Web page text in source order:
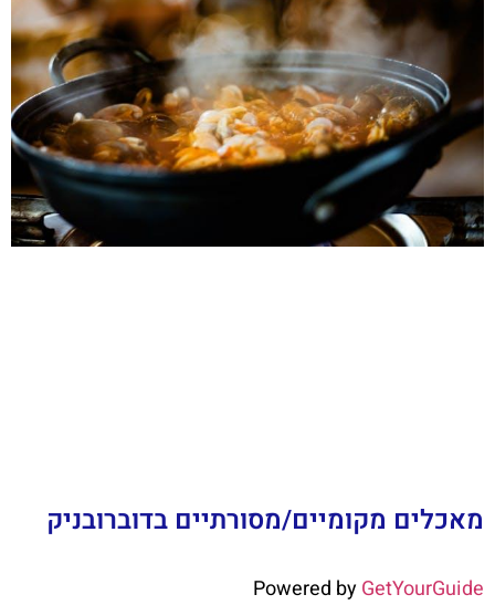
מאכלים מקומיים/מסורתיים בדוברובניק
Powered byGetYourGuide